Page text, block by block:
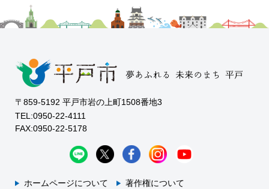
〒859-5192 平戸市岩の上町1508番地3
TEL:0950-22-4111
FAX:0950-22-5178
ホームページについて 著作権について